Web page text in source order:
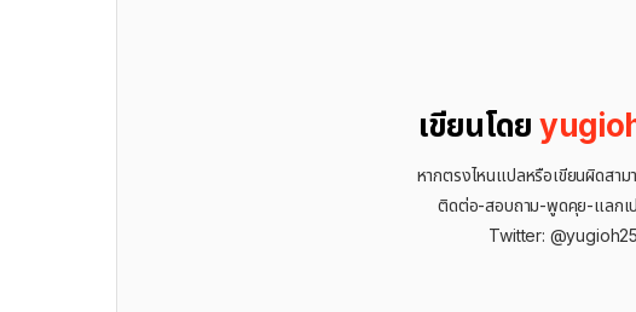
เขียนโดย
หากตรงไหนแปลหรือเขียนผิดสาม
ติดต่อ-สอบถาม-พูดคุย-แลกเ
Twitter: